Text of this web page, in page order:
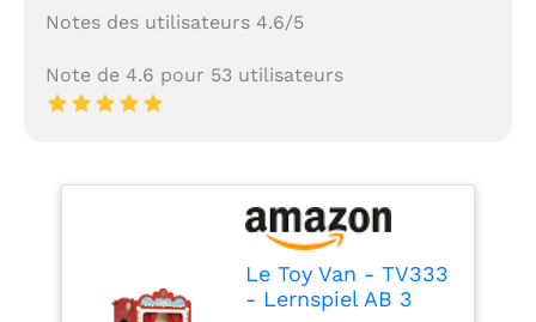
Notes des utilisateurs 4.6/5
Note de 4.6 pour 53 utilisateurs
Le Toy Van - TV333
- Lernspiel AB 3